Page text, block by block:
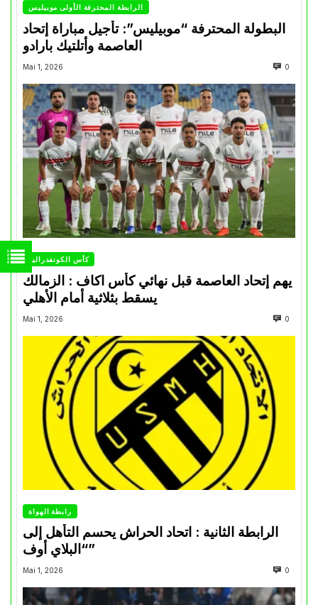
الرابطة المحترفة الأولى موبيليس
البطولة المحترفة “موبيليس”: تأجيل مباراة إتحاد
العاصمة وأتلتيك بارادو
Mai 1, 2026 0
كأس الكونفدرالية
يهم إتحاد العاصمة قبل نهائي كأس اكاف : الزمالك
Mai 1, 2026 0
رابطة الهواة
الرابطة الثانية : اتحاد الحراش يحسم التأهل إلى
“البلاي أوف”
Mai 1, 2026 0